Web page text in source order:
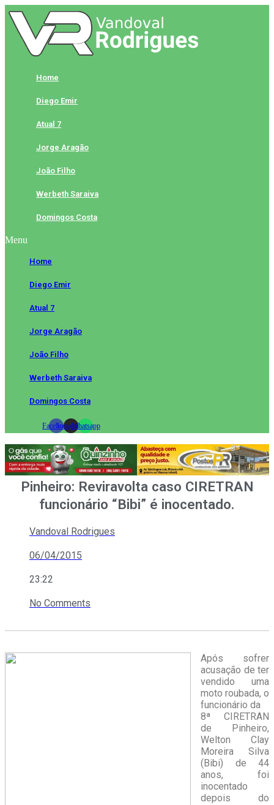
Skip
to
content
Home
Diego Emir
Atual 7
Jorge Aragão
João Filho
Werbeth Saraiva
Domingos Costa
Menu
Home
Diego Emir
Atual 7
Jorge Aragão
João Filho
Werbeth Saraiva
Domingos Costa
FacebookInstagramWhatsapp
Pinheiro: Reviravolta caso CIRETRAN
funcionário “Bibi” é inocentado.
Vandoval Rodrigues
06/04/2015
23:22
No Comments
Após sofrer
acusação de ter
vendido uma
moto roubada, o
funcionário da
8ª CIRETRAN
de Pinheiro,
Welton Clay
Moreira Silva
(Bibi) de 44
anos, foi
inocentado
depois do